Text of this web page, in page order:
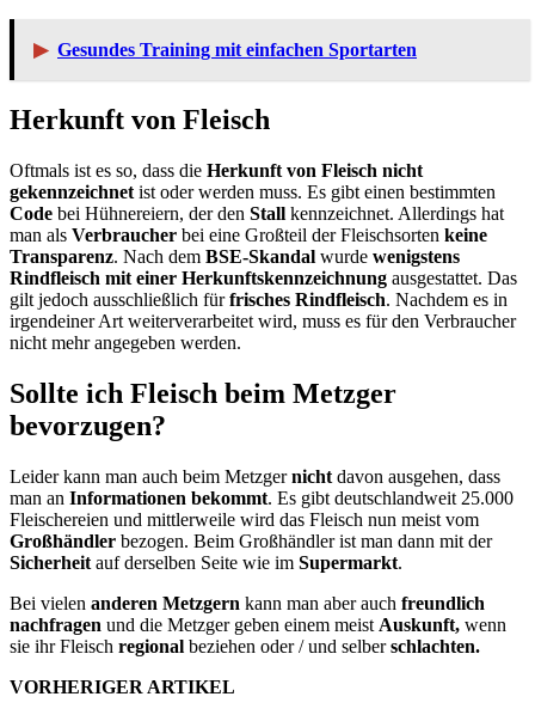
▶ Gesundes Training mit einfachen Sportarten
Herkunft von Fleisch
Oftmals ist es so, dass die Herkunft von Fleisch nicht
gekennzeichnet ist oder werden muss. Es gibt einen bestimmten
Code bei Hühnereiern, der den Stall kennzeichnet. Allerdings hat
man als Verbraucher bei eine Großteil der Fleischsorten keine
Transparenz. Nach dem BSE-Skandal wurde wenigstens
Rindfleisch mit einer Herkunftskennzeichnung ausgestattet. Das
gilt jedoch ausschließlich fürfrisches Rindfleisch. Nachdem es in
irgendeiner Art weiterverarbeitet wird, muss es für den Verbraucher
nicht mehr angegeben werden.
Sollte ich Fleisch beim Metzger
bevorzugen?
Leider kann man auch beim Metzgernicht davon ausgehen, dass
man an Informationen bekommt. Es gibt deutschlandweit 25.000
Fleischereien und mittlerweile wird das Fleisch nun meist vom
Großhändler bezogen. Beim Großhändler ist man dann mit der
Sicherheit auf derselben Seite wie im Supermarkt.
Bei vielen anderen Metzgern kann man aber auch freundlich
nachfragen und die Metzger geben einem meist Auskunft, wenn
sie ihr Fleisch regional beziehen oder / und selberschlachten.
VORHERIGER ARTIKEL